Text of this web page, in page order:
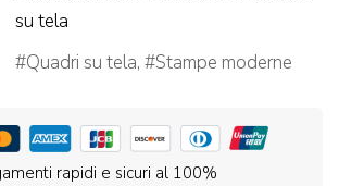
su tela
Quadri su tela, Stampe moderne
rapidi e sicuri al 100%